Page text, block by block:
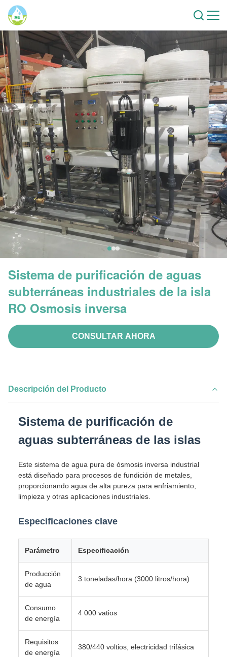
Sistema de purificación de aguas
subterráneas industriales de la isla
RO Osmosis inversa
CONSULTAR AHORA
Descripción del Producto
Sistema de purificación de
aguas subterráneas de las islas
Este sistema de agua pura de ósmosis inversa industrial
está diseñado para procesos de fundición de metales,
proporcionando agua de alta pureza para enfriamiento,
limpieza y otras aplicaciones industriales.
Especificaciones clave
Parámetro Especificación
Producción
de agua
3 toneladas/hora (3000 litros/hora)
Consumo
de energía
4 000 vatios
Requisitos
de energía
380/440 voltios, electricidad trifásica